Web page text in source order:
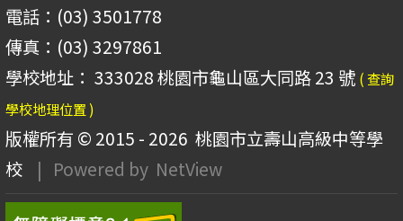
電話：(03) 3501778
傳真：(03) 3297861
學校地址： 333028 桃園市龜山區大同路 23 號 ( 查詢
學校地理位置 )
版權所有 © 2015 - 2026 桃園市立壽山高級中等學
校
| Powered by NetView